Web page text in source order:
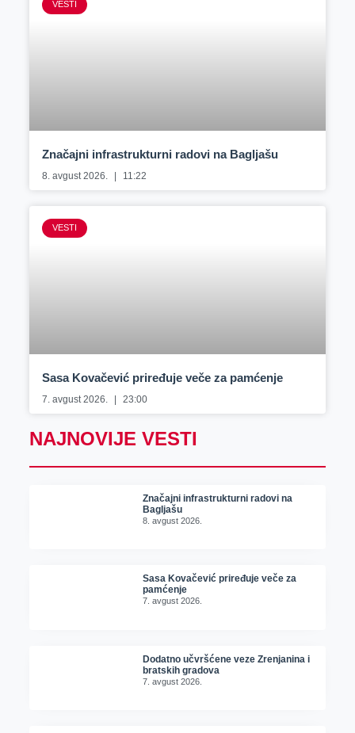
VESTI
Značajni infrastrukturni radovi na Bagljašu
8. avgust 2026. 11:22
VESTI
Sasa Kovačević priređuje veče za pamćenje
7. avgust 2026. 23:00
NAJNOVIJE VESTI
Značajni infrastrukturni radovi na
Bagljašu
8. avgust 2026.
Sasa Kovačević priređuje veče za
pamćenje
7. avgust 2026.
Dodatno učvršćene veze Zrenjanina i
bratskih gradova
7. avgust 2026.